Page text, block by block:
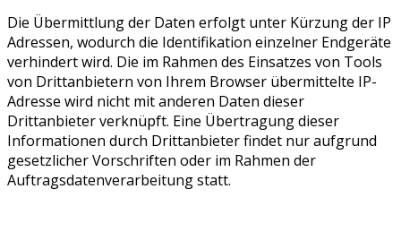
Die Übermittlung der Daten erfolgt unter Kürzung der IP
Adressen, wodurch die Identifikation einzelner Endgeräte
verhindert wird. Die im Rahmen des Einsatzes von Tools
von Drittanbietern von Ihrem Browser übermittelte IP-
Adresse wird nicht mit anderen Daten dieser
Drittanbieter verknüpft. Eine Übertragung dieser
Informationen durch Drittanbieter findet nur aufgrund
gesetzlicher Vorschriften oder im Rahmen der
Auftragsdatenverarbeitung statt.